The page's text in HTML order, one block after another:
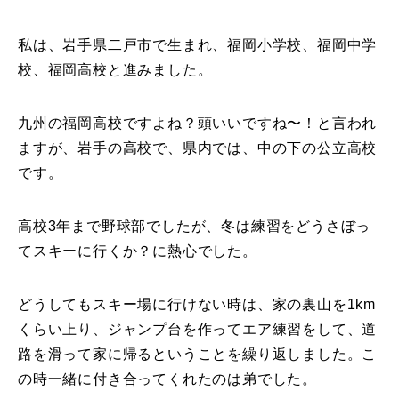
よくある質問 FAQ
レッスン周辺に関して
お申し込みについて
動画で学ぶ Movie
レッスン動画一覧
Online Store
コブ斜面の滑り方解説動画
私は、岩手県二戸市で生まれ、福岡小学校、福岡中学
校、福岡高校と進みました。
九州の福岡高校ですよね？頭いいですね〜！と言われ
ますが、岩手の高校で、県内では、中の下の公立高校
です。
高校3年まで野球部でしたが、冬は練習をどうさぼっ
てスキーに行くか？に熱心でした。
どうしてもスキー場に行けない時は、家の裏山を1km
くらい上り、ジャンプ台を作ってエア練習をして、道
路を滑って家に帰るということを繰り返しました。こ
の時一緒に付き合ってくれたのは弟でした。